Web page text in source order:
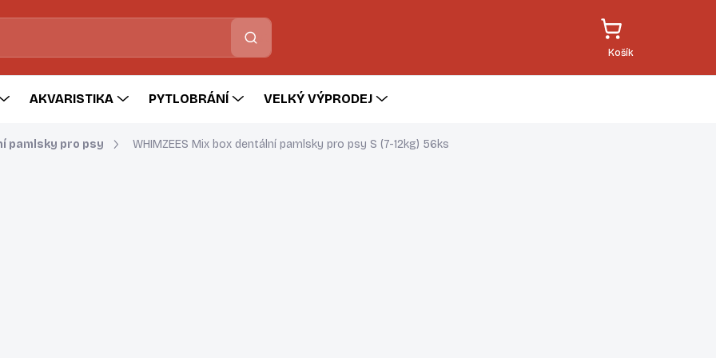
Hledat
AKVARISTIKA PYTLOBRÁNÍ VELKÝ VÝPRODEJ
pamlsky pro psy WHIMZEES Mix box dentální pamlsky pro psy S (7-12kg) 56ks